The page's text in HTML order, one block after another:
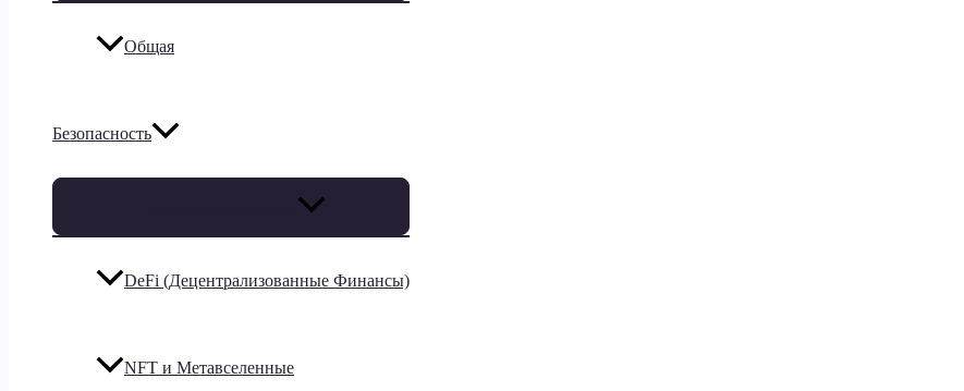
Общая
Безопасность
DeFi (Децентрализованные Финансы)
NFT и Метавселенные